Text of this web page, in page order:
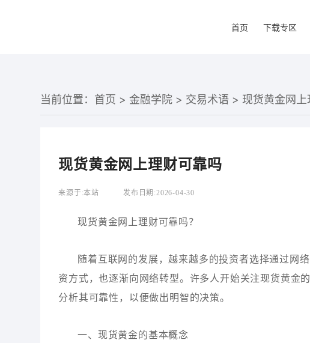
首页 下载专区
当前位置： 首页 >金融学院 > 交易术语 > 现货黄金网上
现货黄金网上理财可靠吗
来源于:本站 发布日期:2026-04-30
现货黄金网上理财可靠吗？
随着互联网的发展，越来越多的投资者选择通过网
资方式，也逐渐向网络转型。许多人开始关注现货黄金
分析其可靠性，以便做出明智的决策。
一、现货黄金的基本概念